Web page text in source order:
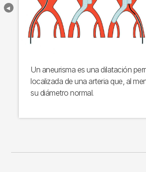
Un aneurisma es una dilatación
localizada de una arteria que, al
su diámetro normal.